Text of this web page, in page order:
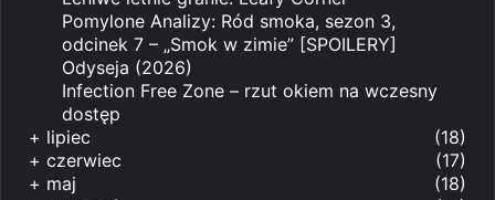
Pomylone Analizy: Ród smoka, sezon 3,
odcinek 7 – „Smok w zimie” [SPOILERY]
Odyseja (2026)
Infection Free Zone – rzut okiem na wczesny
dostęp
+ lipiec
(18)
+ czerwiec
(17)
+ maj
(18)